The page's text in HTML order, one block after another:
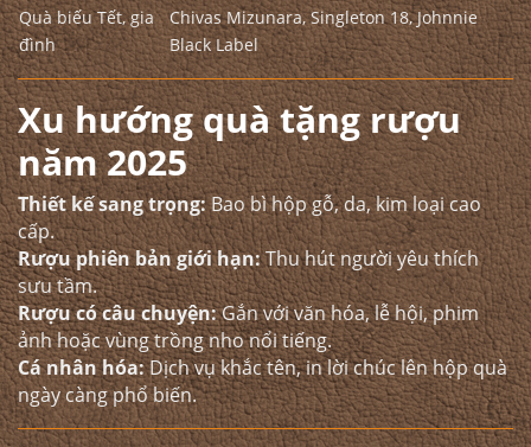
Quà biếu Tết, gia
đình
Chivas Mizunara, Singleton 18, Johnnie
Black Label
Xu hướng quà tặng rượu
năm 2025
Thiết kế sang trọng:Bao bì hộp gỗ, da, kim loại cao
cấp.
Rượu phiên bản giới hạn:Thu hút người yêu thích
sưu tầm.
Rượu có câu chuyện:Gắn với văn hóa, lễ hội, phim
ảnh hoặc vùng trồng nho nổi tiếng.
Cá nhân hóa:Dịch vụ khắc tên, in lời chúc lên hộp quà
ngày càng phổ biến.